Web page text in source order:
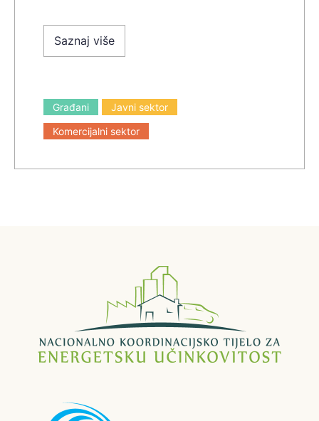
Saznaj više
Građani
Javni sektor
Komercijalni sektor